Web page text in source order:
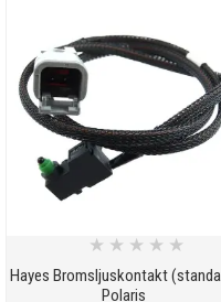
Hayes Bromsljuskontakt
Polaris
★ ★ ★ ★ ★